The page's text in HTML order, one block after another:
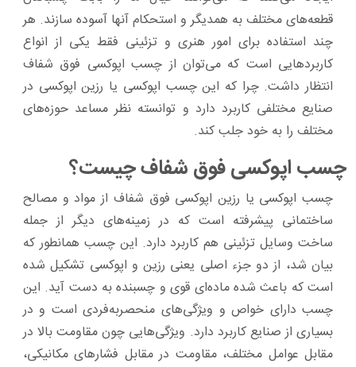
قطعه‌های مختلف به همدیگر و استحکام آنها آسوده سازند. هر
چند استفاده برای امور هنری و تزئینی فقط یکی از انواع
کاربردهایی است که می‌توان از چسب اپوکسی فوق شفاف
انتظار داشت. چرا که این چسب اپوکسی یا رزین اپوکسی در
صنایع مختلفی کاربرد دارد و توانسته نظر مساعد حوزه‌های
مختلف را به خود جلب کند.
چسب اپوکسی فوق شفاف چیست؟
چسب اپوکسی یا رزین اپوکسی فوق شفاف از مواد و مصالح
ساختمانی پیشرفته است که در زمینه‌های دیگر از جمله
ساخت وسایل تزئینی هم کاربرد دارد. این چسب همانطور که
بیان شد، از دو جزء اصلی یعنی رزین و اپوکسی تشکیل شده
است که باعث شده ماده‌ای قوی و چسبنده به دست آید. این
چسب دارای خواص و ویژگی‌های منحصربه‌فردی است و در
بسیاری از صنایع کاربرد دارد. ویژگی‌هایی چون مقاومت بالا در
مقابل عوامل مختلف، مقاومت در مقابل فشارهای مکانیکی،